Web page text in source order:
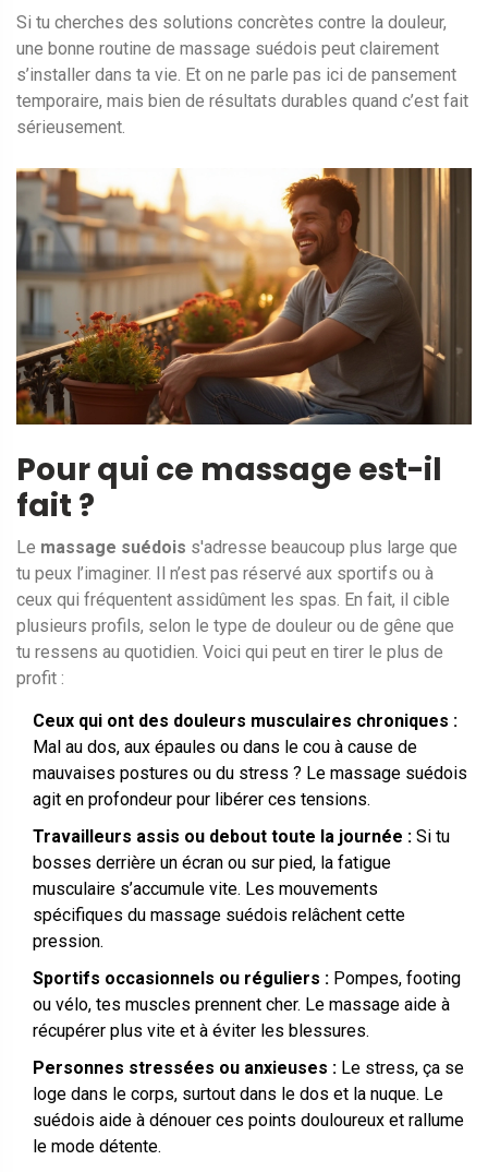
Si tu cherches des solutions concrètes contre la douleur,
une bonne routine de massage suédois peut clairement
s’installer dans ta vie. Et on ne parle pas ici de pansement
temporaire, mais bien de résultats durables quand c’est fait
sérieusement.
Pour qui ce massage est-il
fait ?
Le massage suédois s'adresse beaucoup plus large que
tu peux l’imaginer. Il n’est pas réservé aux sportifs ou à
ceux qui fréquentent assidûment les spas. En fait, il cible
plusieurs profils, selon le type de douleur ou de gêne que
tu ressens au quotidien. Voici qui peut en tirer le plus de
profit :
Ceux qui ont des douleurs musculaires chroniques :
Mal au dos, aux épaules ou dans le cou à cause de
mauvaises postures ou du stress ? Le massage suédois
agit en profondeur pour libérer ces tensions.
Travailleurs assis ou debout toute la journée : Si tu
bosses derrière un écran ou sur pied, la fatigue
musculaire s’accumule vite. Les mouvements
spécifiques du massage suédois relâchent cette
pression.
Sportifs occasionnels ou réguliers : Pompes, footing
ou vélo, tes muscles prennent cher. Le massage aide à
récupérer plus vite et à éviter les blessures.
Personnes stressées ou anxieuses : Le stress, ça se
loge dans le corps, surtout dans le dos et la nuque. Le
suédois aide à dénouer ces points douloureux et rallume
le mode détente.